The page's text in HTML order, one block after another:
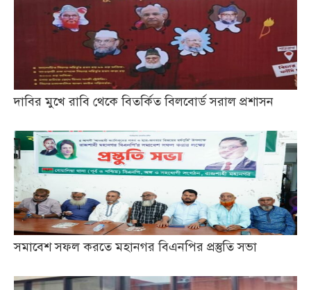
দাবির মুখে রাবি থেকে বিতর্কিত বিলবোর্ড সরাল প্রশাসন
সমাবেশ সফল করতে মহানগর বিএনপির প্রস্তুতি সভা